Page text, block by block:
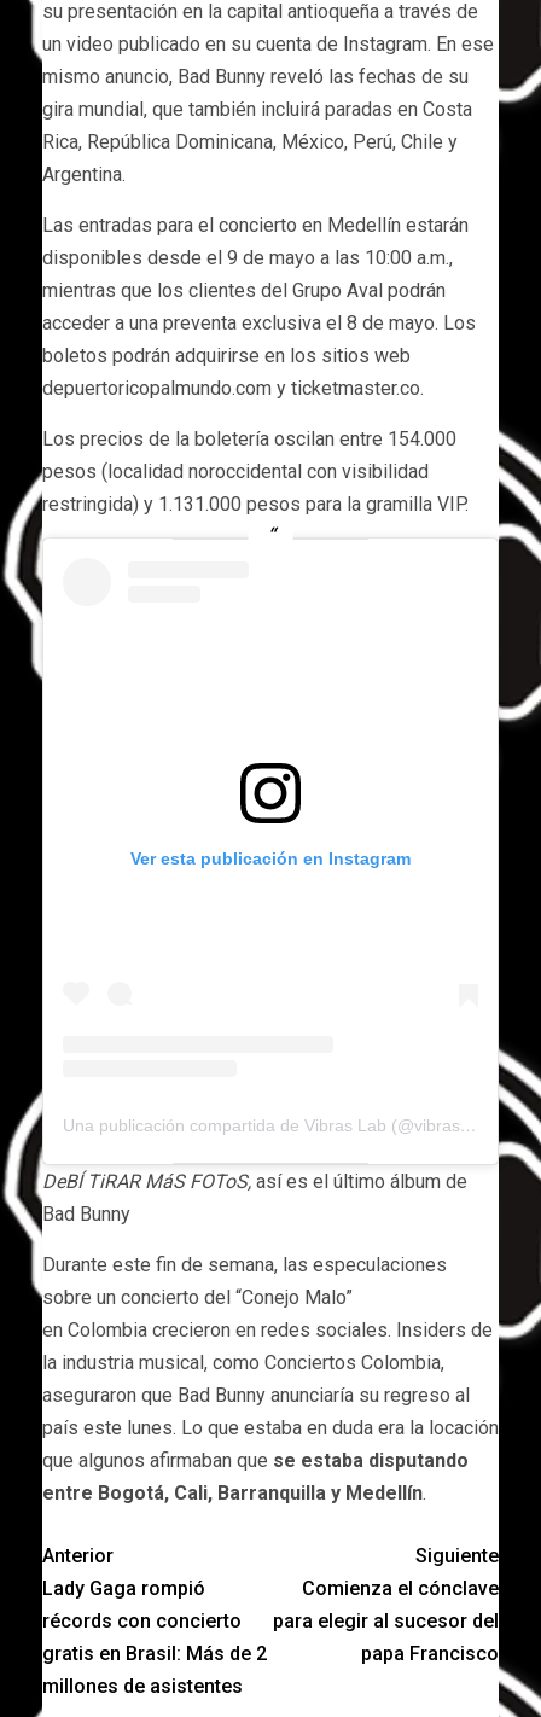
su presentación en la capital antioqueña a través de
un video publicado en su cuenta de Instagram. En ese
mismo anuncio, Bad Bunny reveló las fechas de su
gira mundial, que también incluirá paradas en Costa
Rica, República Dominicana, México, Perú, Chile y
Argentina.
Las entradas para el concierto en Medellín estarán
disponibles desde el 9 de mayo a las 10:00 a.m.,
mientras que los clientes del Grupo Aval podrán
acceder a una preventa exclusiva el 8 de mayo. Los
boletos podrán adquirirse en los sitios web
depuertoricopalmundo.com y ticketmaster.co.
Los precios de la boletería oscilan entre 154.000
pesos (localidad noroccidental con visibilidad
restringida) y 1.131.000 pesos para la gramilla VIP.
Ver esta publicación en Instagram
Una publicación compartida de Vibras Lab (@vibraslab)
DeBÍ TiRAR MáS FOToS, así es el último álbum de
Bad Bunny
Durante este fin de semana, las especulaciones
sobre un concierto del “Conejo Malo”
en Colombia crecieron en redes sociales. Insiders de
la industria musical, como Conciertos Colombia,
aseguraron que Bad Bunny anunciaría su regreso al
país este lunes. Lo que estaba en duda era la locación
que algunos afirmaban que se estaba disputando
entre Bogotá, Cali, Barranquilla y Medellín.
Anterior
Lady Gaga rompió
récords con concierto
gratis en Brasil: Más de 2
millones de asistentes
Siguiente
Comienza el cónclave
para elegir al sucesor del
papa Francisco